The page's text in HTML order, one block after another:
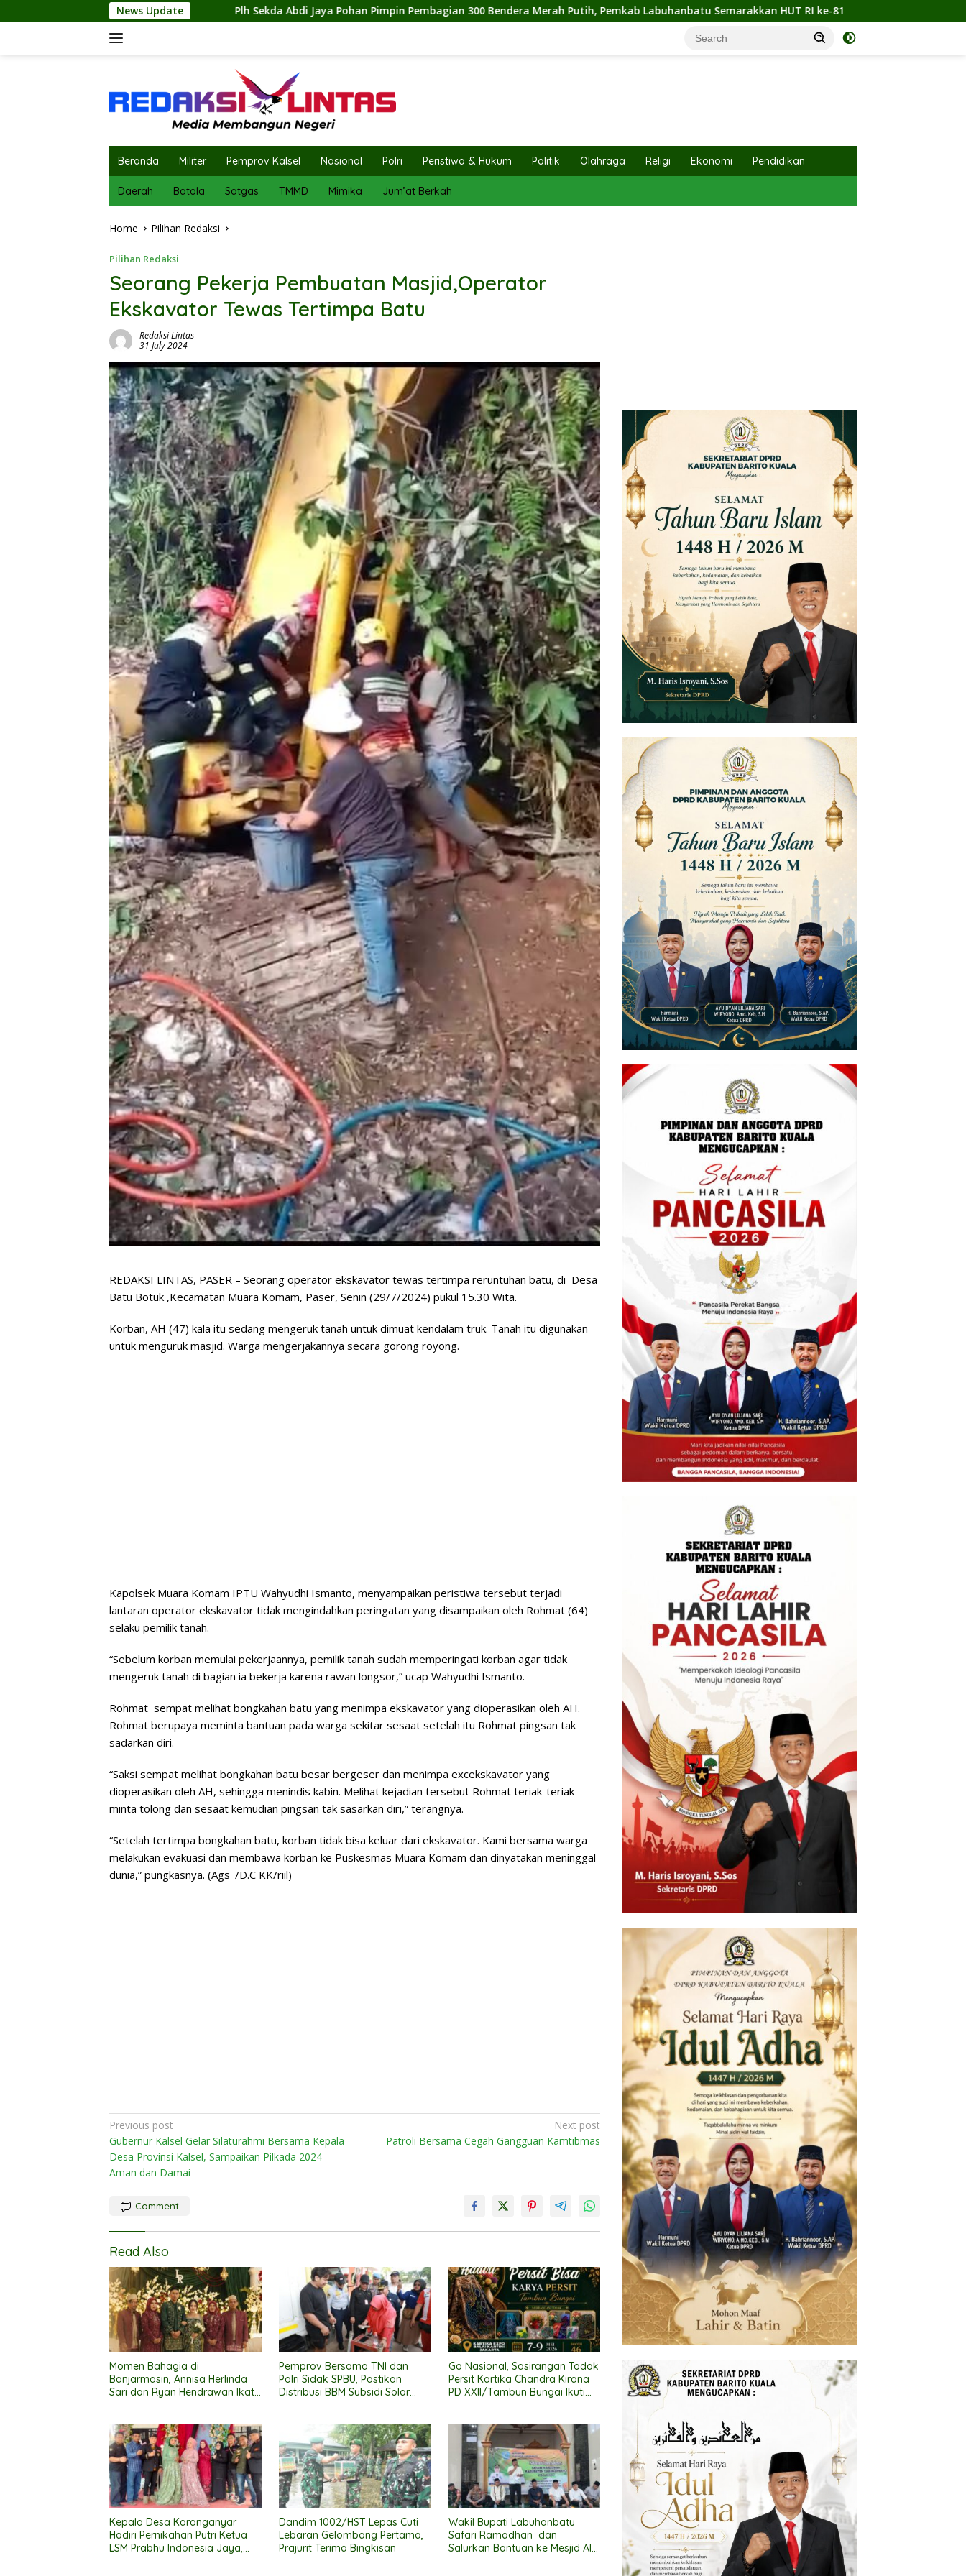
to
News Update
Plh Sekda Abdi Jaya Pohan Pimpin Pembagian 300 Bendera Merah Putih, Pemkab Labuhanbatu Semarakkan HUT RI ke-81 Sambut HUT ke-81 RI, Polsek Serang Baru
Beranda Militer Pemprov Kalsel Nasional Polri Peristiwa & Hukum Politik Olahraga Religi Ekonomi Pendidikan
Daerah Batola Satgas TMMD Mimika Jum’at Berkah
Home Pilihan Redaksi
Pilihan Redaksi
Seorang Pekerja Pembuatan Masjid,Operator
Ekskavator Tewas Tertimpa Batu
Redaksi Lintas
31 July 2024
REDAKSI LINTAS, PASER – Seorang operator ekskavator tewas tertimpa reruntuhan batu, di Desa
Batu Botuk ,Kecamatan Muara Komam, Paser, Senin (29/7/2024) pukul 15.30 Wita.
Korban, AH (47) kala itu sedang mengeruk tanah untuk dimuat kendalam truk. Tanah itu digunakan
untuk menguruk masjid. Warga mengerjakannya secara gorong royong.
Kapolsek Muara Komam IPTU Wahyudhi Ismanto, menyampaikan peristiwa tersebut terjadi
lantaran operator ekskavator tidak mengindahkan peringatan yang disampaikan oleh Rohmat (64)
selaku pemilik tanah.
“Sebelum korban memulai pekerjaannya, pemilik tanah sudah memperingati korban agar tidak
mengeruk tanah di bagian ia bekerja karena rawan longsor,” ucap Wahyudhi Ismanto.
Rohmat sempat melihat bongkahan batu yang menimpa ekskavator yang dioperasikan oleh AH.
Rohmat berupaya meminta bantuan pada warga sekitar sesaat setelah itu Rohmat pingsan tak
sadarkan diri.
“Saksi sempat melihat bongkahan batu besar bergeser dan menimpa excekskavator yang
dioperasikan oleh AH, sehingga menindis kabin. Melihat kejadian tersebut Rohmat teriak-teriak
minta tolong dan sesaat kemudian pingsan tak sasarkan diri,” terangnya.
“Setelah tertimpa bongkahan batu, korban tidak bisa keluar dari ekskavator. Kami bersama warga
melakukan evakuasi dan membawa korban ke Puskesmas Muara Komam dan dinyatakan meninggal
dunia,” pungkasnya. (Ags_/D.C KK/riil)
Post
navigation
Previous post
Gubernur Kalsel Gelar Silaturahmi Bersama Kepala
Desa Provinsi Kalsel, Sampaikan Pilkada 2024
Aman dan Damai
Next post
Patroli Bersama Cegah Gangguan Kamtibmas
Comment
Read Also
Momen Bahagia di
Banjarmasin, Annisa Herlinda
Sari dan Ryan Hendrawan Ikat
Pemprov Bersama TNI dan
Polri Sidak SPBU, Pastikan
Distribusi BBM Subsidi Solar
Go Nasional, Sasirangan Todak
Persit Kartika Chandra Kirana
PD XXII/Tambun Bungai Ikuti
Kepala Desa Karanganyar
Hadiri Pernikahan Putri Ketua
LSM Prabhu Indonesia Jaya,
Dandim 1002/HST Lepas Cuti
Lebaran Gelombang Pertama,
Prajurit Terima Bingkisan
Wakil Bupati Labuhanbatu
Safari Ramadhan dan
Salurkan Bantuan ke Mesjid Al